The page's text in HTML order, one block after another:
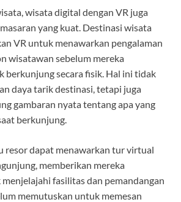
wisata digital dengan VR juga
yang kuat. Destinasi wisata
VR untuk menawarkan pengalaman
wisatawan sebelum mereka
berkunjung secara fisik. Hal ini tidak
daya tarik destinasi, tetapi juga
gambaran nyata tentang apa yang
berkunjung.
resor dapat menawarkan tur virtual
memberikan mereka
fasilitas dan pemandangan
memutuskan untuk memesan